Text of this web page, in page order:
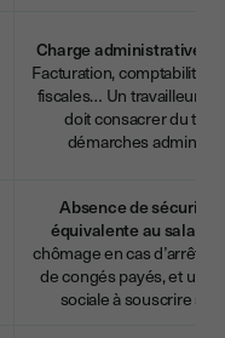
Charge administrative
Facturation, comptabilité,
fiscales… Un travailleur
doit consacrer du
démarches
Absence de sécurité
équivalente au salariat
chômage en cas d’arrêt
de congés payés, et une
sociale à souscrire